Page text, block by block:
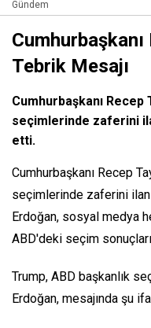
Gündem
Tebrik Mesajı
Cumhurbaşkanı Recep
seçimlerinde zaferini
etti.
Cumhurbaşkanı Recep
seçimlerinde zaferini
Erdoğan, sosyal medya
ABD'deki seçim
Trump, ABD başkanlık
Erdoğan, mesajında şu